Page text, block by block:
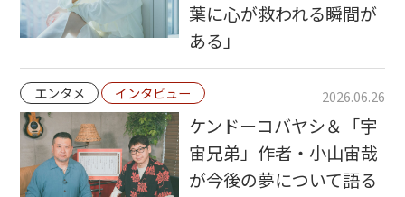
葉に心が救われる瞬間が
ある」
エンタメ インタビュー 2026.06.26
ケンドーコバヤシ＆「宇
宙兄弟」作者・小山宙哉
が今後の夢について語る